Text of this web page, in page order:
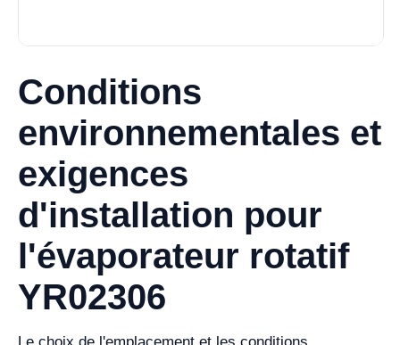
Conditions
environnementales et
exigences
d'installation pour
l'évaporateur rotatif
YR02306